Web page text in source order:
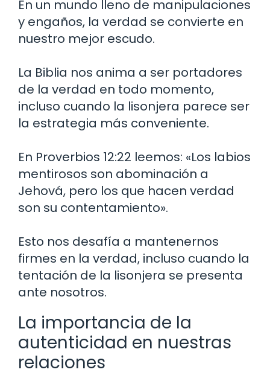
En un mundo lleno de manipulaciones
y engaños, la verdad se convierte en
nuestro mejor escudo.
La Biblia nos anima a ser portadores
de la verdad en todo momento,
incluso cuando la lisonjera parece ser
la estrategia más conveniente.
En Proverbios 12:22 leemos: «Los labios
mentirosos son abominación a
Jehová, pero los que hacen verdad
son su contentamiento».
Esto nos desafía a mantenernos
firmes en la verdad, incluso cuando la
tentación de la lisonjera se presenta
ante nosotros.
La importancia de la
autenticidad en nuestras
relaciones